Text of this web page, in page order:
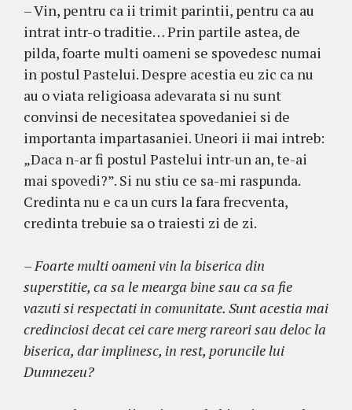
– Vin, pentru ca ii trimit parintii, pentru ca au
intrat intr-o traditie… Prin partile astea, de
pilda, foarte multi oameni se spovedesc numai
in postul Pastelui. Despre acestia eu zic ca nu
au o viata religioasa adevarata si nu sunt
convinsi de necesitatea spovedaniei si de
importanta impartasaniei. Uneori ii mai intreb:
„Daca n-ar fi postul Pastelui intr-un an, te-ai
mai spovedi?”. Si nu stiu ce sa-mi raspunda.
Credinta nu e ca un curs la fara frecventa,
credinta trebuie sa o traiesti zi de zi.
– Foarte multi oameni vin la biserica din
superstitie, ca sa le mearga bine sau ca sa fie
vazuti si respectati in comunitate. Sunt acestia mai
credinciosi decat cei care merg rareori sau deloc la
biserica, dar implinesc, in rest, poruncile lui
Dumnezeu?